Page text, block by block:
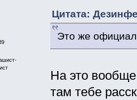
Цитата:
Это же
На это
там тебе